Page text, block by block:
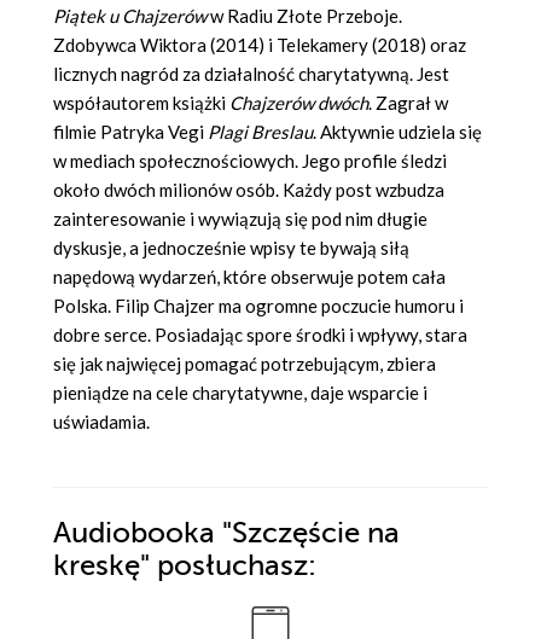
Piątek u Chajzeróww Radiu Złote Przeboje.
Zdobywca Wiktora (2014) i Telekamery (2018) oraz
licznych nagród za działalność charytatywną. Jest
współautorem książki Chajzerów dwóch. Zagrał w
filmie Patryka Vegi Plagi Breslau. Aktywnie udziela się
w mediach społecznościowych. Jego profile śledzi
około dwóch milionów osób. Każdy post wzbudza
zainteresowanie i wywiązują się pod nim długie
dyskusje, a jednocześnie wpisy te bywają siłą
napędową wydarzeń, które obserwuje potem cała
Polska. Filip Chajzer ma ogromne poczucie humoru i
dobre serce. Posiadając spore środki i wpływy, stara
się jak najwięcej pomagać potrzebującym, zbiera
pieniądze na cele charytatywne, daje wsparcie i
uświadamia.
Audiobooka "Szczęście na
kreskę" posłuchasz: